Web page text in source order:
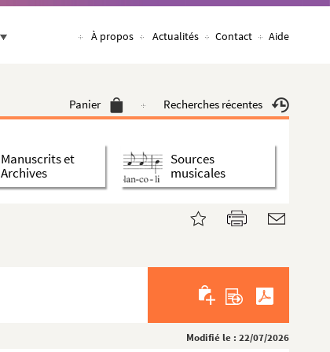
À propos Actualités Contact Aide
Panier Recherches récentes
Manuscrits et
Archives
Sources
musicales
Modifié le : 22/07/2026